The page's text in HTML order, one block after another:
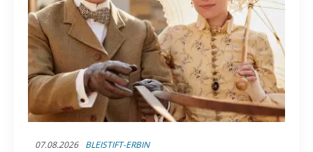
07.08.2026 BLEISTIFT-ERBIN